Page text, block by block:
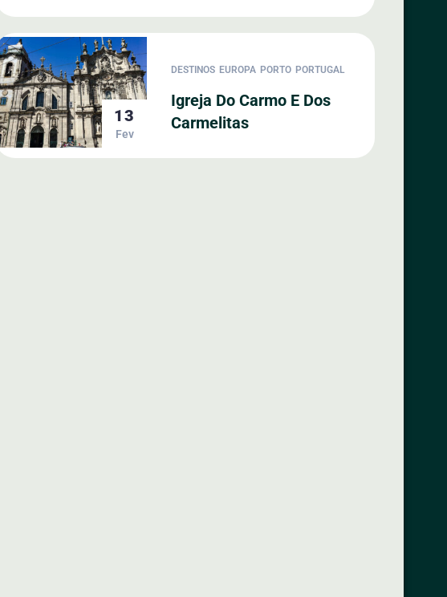
13
Fev
DESTINOS EUROPA PORTO PORTUGAL
Igreja Do Carmo E Dos
Carmelitas